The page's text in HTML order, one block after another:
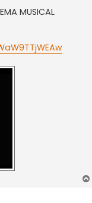
MUSICAL